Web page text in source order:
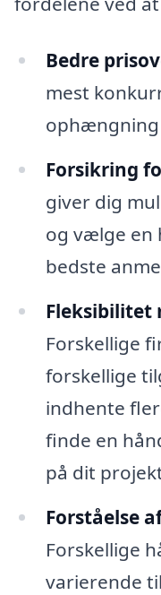
Bedre
mest
ophængning
Forsikring
giver dig
og vælge en
bedste
Fleksibilitet
Forskellige
forskellige
indhente
finde en
på dit
Forståelse
Forskellige
varierende